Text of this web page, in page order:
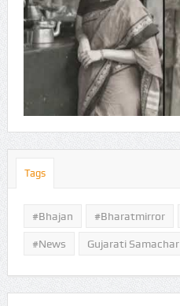
Tags
#Bhajan #bharatmirror
#news Gujarati Samachar